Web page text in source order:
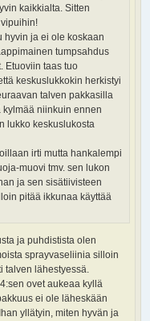
kaikkialta. Sitten
hyvin ja ei ole koskaan
tumpsahdus
Etuoviin taas tuo
keskuslukkokin herkistyi
talven pakkasilla
kylmää niinkuin ennen
lukko keskuslukosta
irti mutta hankalempi
muovi tmv. sen lukon
ja sen sisätiivisteen
pitää ikkunaa käyttää
ja puhdistista olen
sprayvaseliinia silloin
talven lähestyessä.
ovet aukeaa kyllä
ei ole läheskään
yllätyin, miten hyvän ja